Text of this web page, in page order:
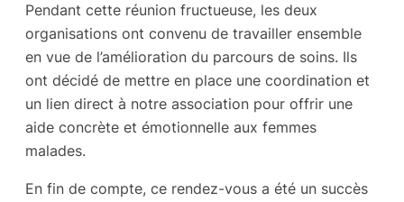
Pendant cette réunion fructueuse, les deux
organisations ont convenu de travailler ensemble
en vue de l’amélioration du parcours de soins. Ils
ont décidé de mettre en place une coordination et
un lien direct à notre association pour offrir une
aide concrète et émotionnelle aux femmes
malades.
En fin de compte, ce rendez-vous a été un succès